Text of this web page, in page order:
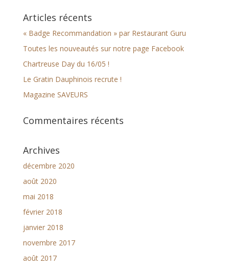
Articles récents
« Badge Recommandation » par Restaurant Guru
Toutes les nouveautés sur notre page Facebook
Chartreuse Day du 16/05 !
Le Gratin Dauphinois recrute !
Magazine SAVEURS
Commentaires récents
Archives
décembre 2020
août 2020
mai 2018
février 2018
janvier 2018
novembre 2017
août 2017